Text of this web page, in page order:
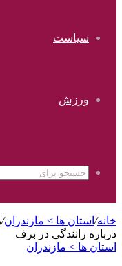
سیاست
ورزش
خانه/ استان ها > مازندران/
درباره رانندگی در برف
استان ها > مازندران